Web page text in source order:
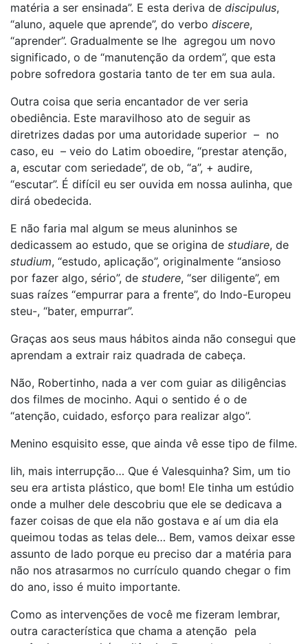
matéria a ser ensinada”. E esta deriva de discipulus,
“aluno, aquele que aprende”, do verbo discere,
“aprender”. Gradualmente se lhe agregou um novo
significado, o de “manutenção da ordem”, que esta
pobre sofredora gostaria tanto de ter em sua aula.
Outra coisa que seria encantador de ver seria
obediência. Este maravilhoso ato de seguir as
diretrizes dadas por uma autoridade superior – no
caso, eu – veio do Latim oboedire, “prestar atenção,
a, escutar com seriedade”, de ob, “a”, + audire,
“escutar”. É difícil eu ser ouvida em nossa aulinha, que
dirá obedecida.
E não faria mal algum se meus aluninhos se
dedicassem ao estudo, que se origina de studiare, de
studium, “estudo, aplicação”, originalmente “ansioso
por fazer algo, sério”, de studere, “ser diligente”, em
suas raízes “empurrar para a frente”, do Indo-Europeu
steu-, “bater, empurrar”.
Graças aos seus maus hábitos ainda não consegui que
aprendam a extrair raiz quadrada de cabeça.
Não, Robertinho, nada a ver com guiar as diligências
dos filmes de mocinho. Aqui o sentido é o de
“atenção, cuidado, esforço para realizar algo”.
Menino esquisito esse, que ainda vê esse tipo de filme.
Iih, mais interrupção… Que é Valesquinha? Sim, um tio
seu era artista plástico, que bom! Ele tinha um estúdio
onde a mulher dele descobriu que ele se dedicava a
fazer coisas de que ela não gostava e aí um dia ela
queimou todas as telas dele… Bem, vamos deixar esse
assunto de lado porque eu preciso dar a matéria para
não nos atrasarmos no currículo quando chegar o fim
do ano, isso é muito importante.
Como as intervenções de você me fizeram lembrar,
outra característica que chama a atenção pela